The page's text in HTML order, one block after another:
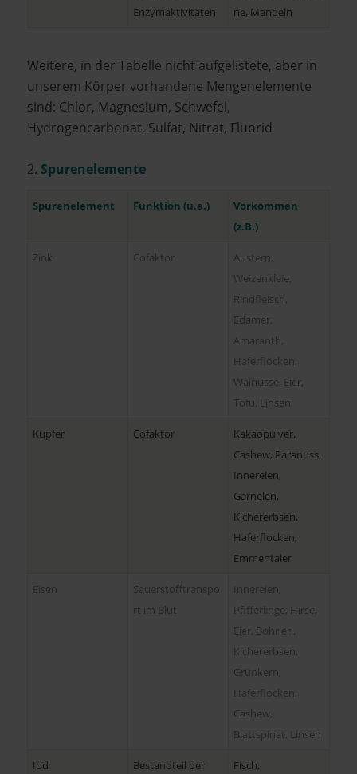
Enzymaktivitäten
ne, Mandeln
Weitere, in der Tabelle nicht aufgelistete, aber in
unserem Körper vorhandene Mengenelemente
sind: Chlor, Magnesium, Schwefel,
Hydrogencarbonat, Sulfat, Nitrat, Fluorid
2. Spurenelemente
Spurenelement Funktion (u.a.)
Vorkommen
(z.B.)
Zink Cofaktor
Austern,
Weizenkleie,
Rindfleisch,
Edamer,
Amaranth,
Haferflocken,
Walnüsse, Eier,
Tofu, Linsen
Kupfer Cofaktor
Kakaopulver,
Cashew, Paranuss,
Innereien,
Garnelen,
Kichererbsen,
Haferflocken,
Emmentaler
Eisen
Sauerstofftranspo
rt im Blut
Innereien,
Pfifferlinge, Hirse,
Eier, Bohnen,
Kichererbsen,
Grünkern,
Haferflocken,
Cashew,
Blattspinat, Linsen
Iod
Bestandteil der
Fisch,